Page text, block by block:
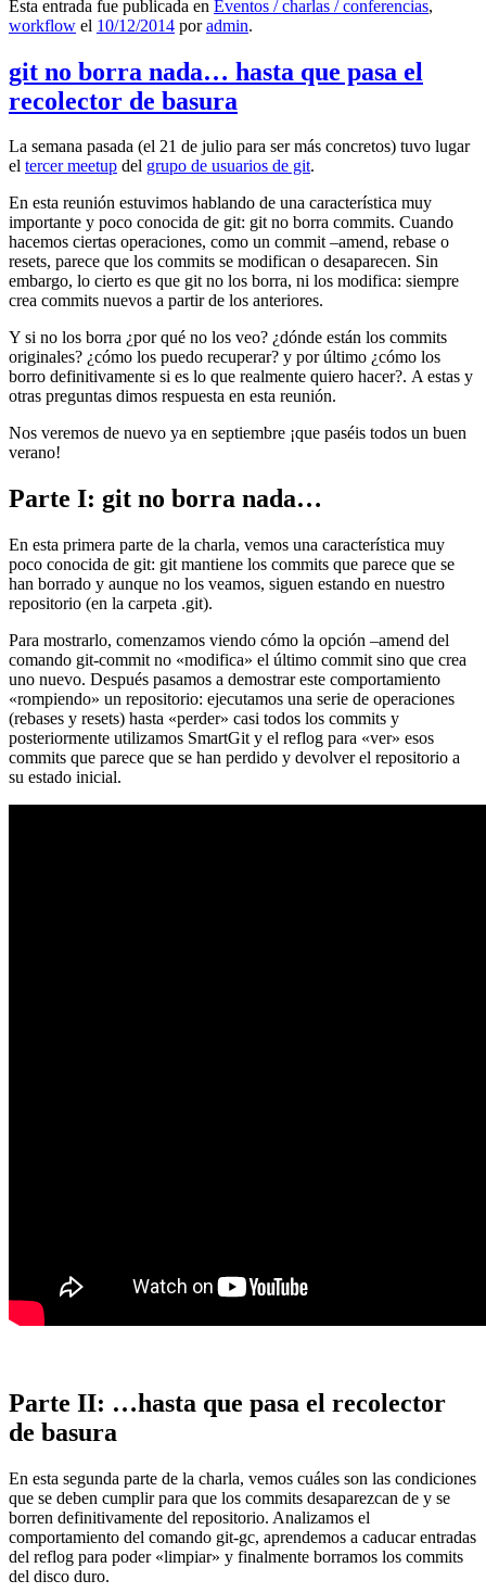
Esta entrada fue publicada en Eventos / charlas / conferencias,
workflow el 10/12/2014 poradmin.
git no borra nada… hasta que pasa el
recolector de basura
La semana pasada (el 21 de julio para ser más concretos) tuvo lugar
el tercer meetup del grupo de usuarios de git.
En esta reunión estuvimos hablando de una característica muy
importante y poco conocida de git: git no borra commits. Cuando
hacemos ciertas operaciones, como un commit –amend, rebase o
resets, parece que los commits se modifican o desaparecen. Sin
embargo, lo cierto es que git no los borra, ni los modifica: siempre
crea commits nuevos a partir de los anteriores.
Y si no los borra ¿por qué no los veo? ¿dónde están los commits
originales? ¿cómo los puedo recuperar? y por último ¿cómo los
borro definitivamente si es lo que realmente quiero hacer?. A estas y
otras preguntas dimos respuesta en esta reunión.
Nos veremos de nuevo ya en septiembre ¡que paséis todos un buen
verano!
Parte I: git no borra nada…
En esta primera parte de la charla, vemos una característica muy
poco conocida de git: git mantiene los commits que parece que se
han borrado y aunque no los veamos, siguen estando en nuestro
repositorio (en la carpeta .git).
Para mostrarlo, comenzamos viendo cómo la opción –amend del
comando git-commit no «modifica» el último commit sino que crea
uno nuevo. Después pasamos a demostrar este comportamiento
«rompiendo» un repositorio: ejecutamos una serie de operaciones
(rebases y resets) hasta «perder» casi todos los commits y
posteriormente utilizamos SmartGit y el reflog para «ver» esos
commits que parece que se han perdido y devolver el repositorio a
su estado inicial.
Parte II: …hasta que pasa el recolector
de basura
En esta segunda parte de la charla, vemos cuáles son las condiciones
que se deben cumplir para que los commits desaparezcan de y se
borren definitivamente del repositorio. Analizamos el
comportamiento del comando git-gc, aprendemos a caducar entradas
del reflog para poder «limpiar» y finalmente borramos los commits
del disco duro.